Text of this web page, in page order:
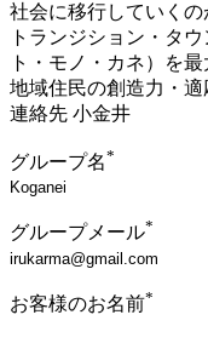
社会に移行していくの
トランジション・タ
ト・モノ・カネ）を
地域住民の創造力・適
連絡先 小金井
グループ名*
グループメール*
お客様のお名前*